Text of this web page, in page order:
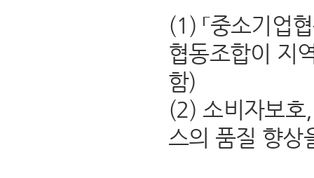
(1) 「중소기업
협동조합이 지
함)
(2) 소비자보호
스의 품질 향상